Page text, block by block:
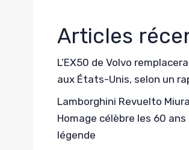
Articles
L’EX50 de Volvo remplacera
aux États-Unis, selon un
Lamborghini Revuelto Miura
Homage célèbre les 60 ans
légende